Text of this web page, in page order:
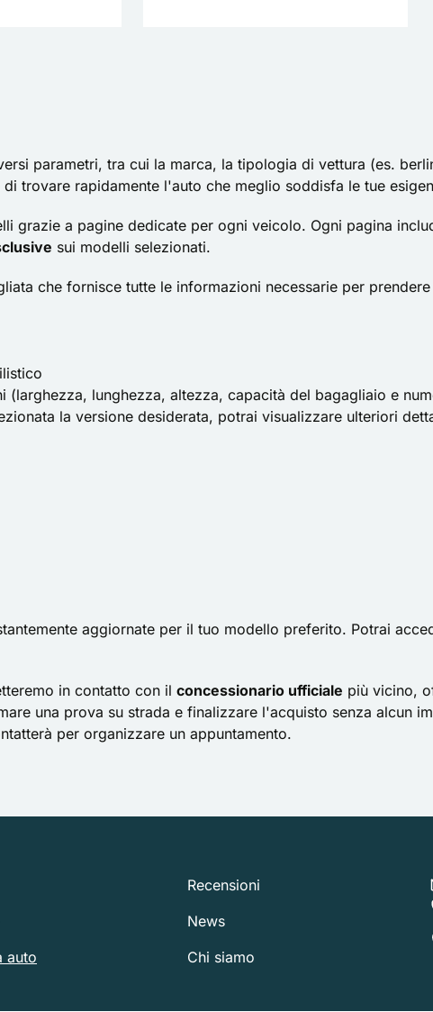
parametri, tra cui la marca, la tipologia di vettura (es.
trovare rapidamente l'auto che meglio soddisfa le tue
grazie a pagine dedicate per ogni veicolo. Ogni pagina
sui modelli selezionati.
che fornisce tutte le informazioni necessarie per
lunghezza, altezza, capacità del bagagliaio e
la versione desiderata, potrai visualizzare ulteriori
aggiornate per il tuo modello preferito. Potrai
in contatto con il concessionario ufficiale più vicino,
una prova su strada e finalizzare l'acquisto senza alcun
per organizzare un appuntamento.
auto
Recensioni
News
Chi siamo